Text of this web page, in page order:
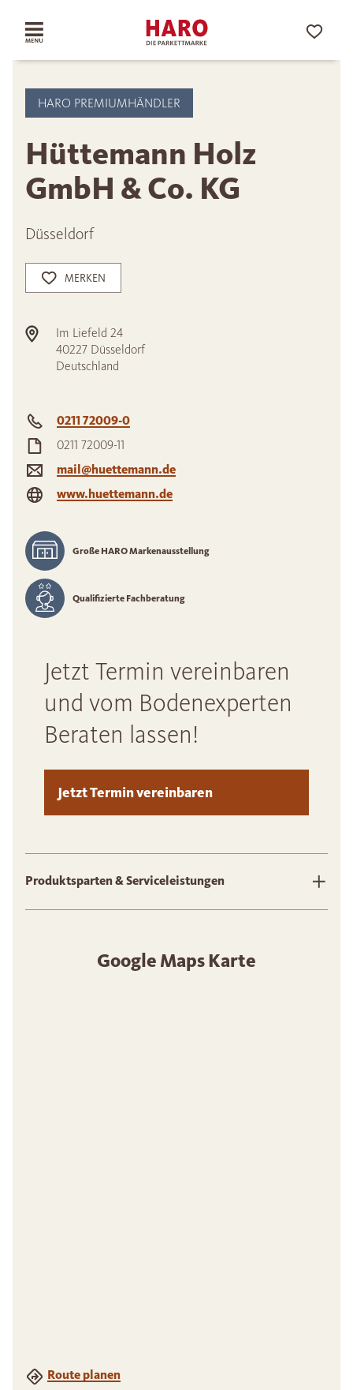
HARO PREMIUMHÄNDLER
Hüttemann Holz
GmbH & Co. KG
Düsseldorf
MERKEN
Im Liefeld 24
40227 Düsseldorf
Deutschland
0211 72009-0
0211 72009-11
mail@huettemann.de
www.huettemann.de
Große HARO Markenausstellung
Qualifizierte Fachberatung
Jetzt Termin vereinbaren
und vom Bodenexperten
Beraten lassen!
Jetzt Termin vereinbaren
Produktsparten & Serviceleistungen
Google Maps Karte
Route planen